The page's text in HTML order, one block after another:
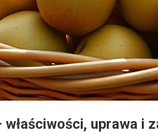
uprawa i